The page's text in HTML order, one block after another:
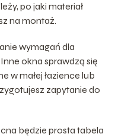
po jaki materiał
na montaż.
wymagań dla
okna sprawdzą się
w małej łazience lub
zapytanie do
będzie prosta tabela